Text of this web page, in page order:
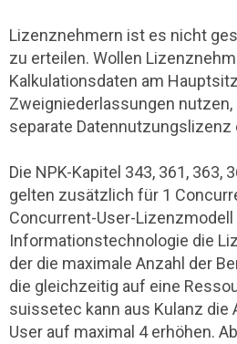
Lizenznehmern ist es nicht
zu erteilen. Wollen
Kalkulationsdaten am
Zweigniederlassungen
separate Datennutzungslizenz
Die NPK-Kapitel 343, 361, 363,
gelten zusätzlich für 1
Concurrent-User-
Informationstechnologie die
der die maximale Anzahl der
die gleichzeitig auf eine
suissetec kann aus Kulanz die
User auf maximal 4 erhöhen.